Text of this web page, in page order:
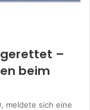
–
beim
meldete sich eine